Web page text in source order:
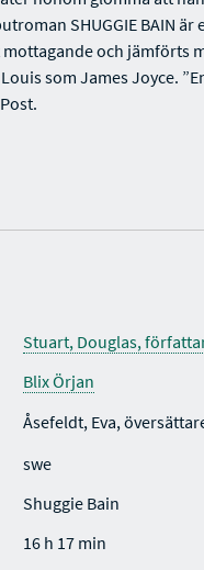
SHUGGIE BAIN är
och jämförts
som James Joyce.
Stuart, Douglas,
Blix Örjan
Åsefeldt, Eva,
swe
Shuggie Bain
16 h 17 min